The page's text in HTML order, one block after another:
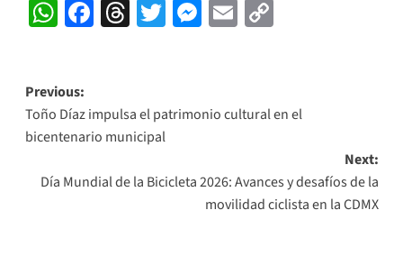
WhatsApp
Facebook
Threads
Twitter
Messenger
EmailCopy
Post
navigation
Previous:
Toño Díaz impulsa el patrimonio cultural en el
bicentenario municipal
Next:
Día Mundial de la Bicicleta 2026: Avances y desafíos de la
movilidad ciclista en la CDMX